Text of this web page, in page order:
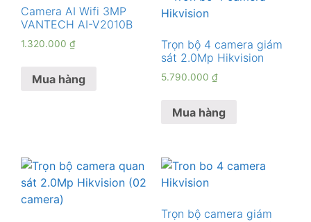
Camera AI Wifi 3MP
VANTECH AI-V2010B
1.320.000 ₫
Mua hàng
Trọn bộ 4 camera giám
sát 2.0Mp Hikvision
5.790.000 ₫
Mua hàng
Trọn bộ camera giám